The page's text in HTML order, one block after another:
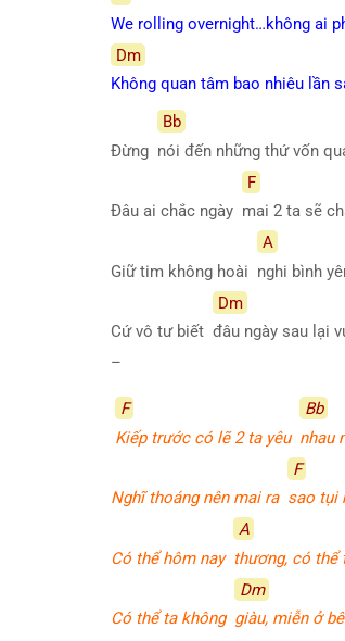
We rolling overnight…không ai
Dm
Không quan tâm bao nhiêu lần
Đừng
Bb
nói đến những thứ vốn
Đâu ai chắc ngày
F
mai 2 ta sẽ
Giữ tim không hoài
A
nghi bình
Cứ vô tư biết
Dm
đâu ngày sau lại
–
F
Kiếp trước có lẽ 2 ta yêu
Bb
nhau
Nghĩ thoáng nên mai ra
F
sao tụi
Có thể hôm nay
A
thương, có thể
Có thể ta không
Dm
giàu, miễn ở